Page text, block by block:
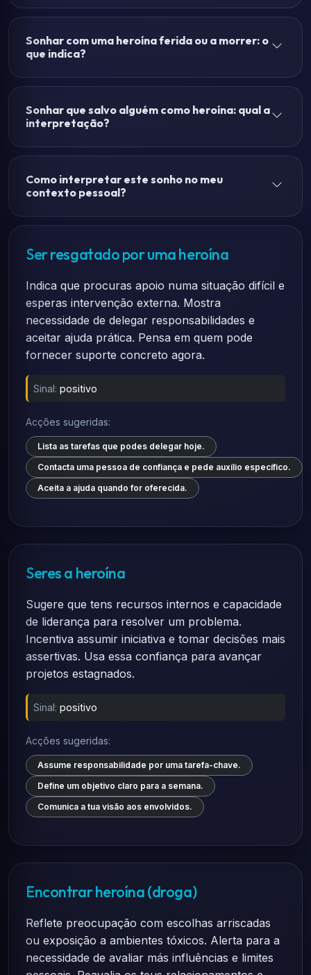
Sonhar com uma heroína ferida ou a morrer: o
que indica?
Sonhar que salvo alguém como heroína: qual a
interpretação?
Como interpretar este sonho no meu
contexto pessoal?
Ser resgatado por uma heroína
Indica que procuras apoio numa situação difícil e
esperas intervenção externa. Mostra
necessidade de delegar responsabilidades e
aceitar ajuda prática. Pensa em quem pode
fornecer suporte concreto agora.
Sinal: positivo
Acções sugeridas:
Lista as tarefas que podes delegar hoje.
Contacta uma pessoa de confiança e pede auxílio específico.
Aceita a ajuda quando for oferecida.
Seres a heroína
Sugere que tens recursos internos e capacidade
de liderança para resolver um problema.
Incentiva assumir iniciativa e tomar decisões mais
assertivas. Usa essa confiança para avançar
projetos estagnados.
Sinal: positivo
Acções sugeridas:
Assume responsabilidade por uma tarefa-chave.
Define um objetivo claro para a semana.
Comunica a tua visão aos envolvidos.
Encontrar heroína (droga)
Reflete preocupação com escolhas arriscadas
ou exposição a ambientes tóxicos. Alerta para a
necessidade de avaliar más influências e limites